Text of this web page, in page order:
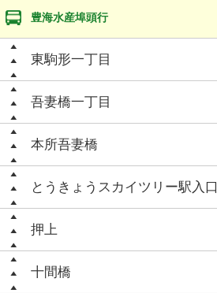
豊海水産埠頭行
東駒形一丁目
吾妻橋一丁目
本所吾妻橋
とうきょうスカイツリー駅入口
押上
十間橋